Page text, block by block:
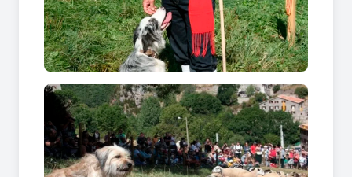
ElConcurs de Gossos d’Atura
reuneix pastors i
gossos que demostren la seva capacitat per
conduir i agrupar el ramat, superar diferents
exercicis i respondre amb precisió a les
indicacions del pastor. Aquesta exhibició permet
apreciar el resultat d'anys d'entrenament,
confiança i treball conjunt entre l'animal i la
persona.